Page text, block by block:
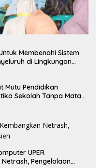
Membenahi Sistem
di Lingkungan
Mutu Pendidikan
Sekolah Tanpa Mata
UPER
Pengelolaan